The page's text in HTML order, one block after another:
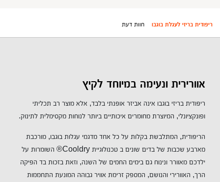
ריפודית בריזי לעגלת בוגבו חוות דעת
אוורירית ונעימה במיוחד לקיץ
ריפודית בריזי בוגבו אינה אביזר אופנתי בלבד, אלא מוצר רב תכליתי
ופונקציונלי, המיוצרת מחומרים איכותיים ביותר לנוחות מקסימלית לתינוק.
הריפודית, המתלבשת בקלות על כל אחד מדגמי עגלות בוגבו, מורכבת
מארבע שכבות של בדים שונים ב טכנולוגיית Cooldry® השומרות על
ילדכם מאוורר ונינוח גם בימים החמים של השנה, וזאת בזכות בד הפיקה
הרך, האוורירי והנושם, המספק זרימת אוויר גבוהה המונעת התחממות